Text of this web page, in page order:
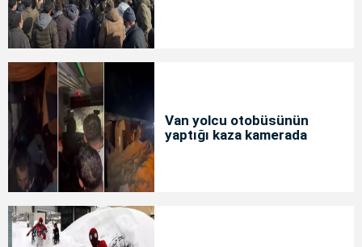
Van yolcu otobüsünün
yaptığı kaza kamerada